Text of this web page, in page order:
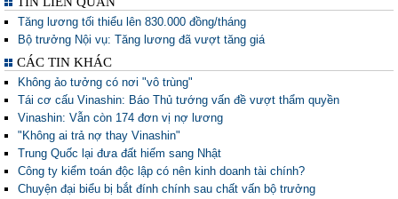
Tăng lương tối thiểu lên 830.000 đồng/tháng
Bộ trưởng Nội vụ: Tăng lương đã vượt tăng giá
CÁC TIN KHÁC
Không ảo tưởng có nơi "vô trùng"
Tái cơ cấu Vinashin: Báo Thủ tướng vấn đề vượt thẩm quyền
Vinashin: Vẫn còn 174 đơn vị nợ lương
"Không ai trả nợ thay Vinashin"
Trung Quốc lại đưa đất hiếm sang Nhật
Công ty kiểm toán độc lập có nên kinh doanh tài chính?
Chuyện đại biểu bị bắt đính chính sau chất vấn bộ trưởng